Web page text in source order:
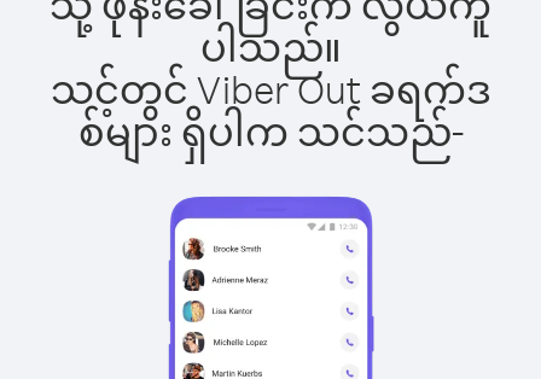
ပါသည်။
သင့်တွင် Viber Out ခရက်ဒ
စ်များ ရှိပါက သင်သည်-